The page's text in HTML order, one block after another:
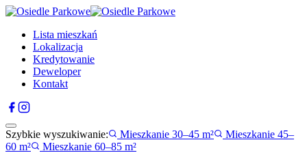
Lista mieszkań
Lokalizacja
Kredytowanie
Deweloper
Kontakt
Szybkie wyszukiwanie: Mieszkanie 30–45 m²
Mieszkanie 45–
60 m²
Mieszkanie 60–85 m²